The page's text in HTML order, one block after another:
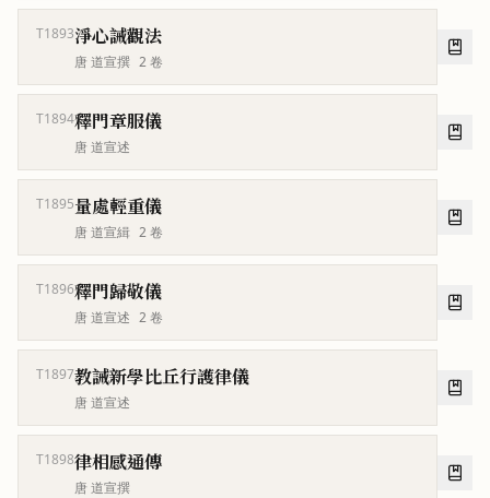
T1893淨心誡觀法
唐 道宣撰 2卷
T1894釋門章服儀
唐 道宣述
T1895量處輕重儀
唐 道宣緝 2卷
T1896釋門歸敬儀
唐 道宣述 2卷
T1897教誡新學比丘行護律儀
唐 道宣述
T1898律相感通傳
唐 道宣撰